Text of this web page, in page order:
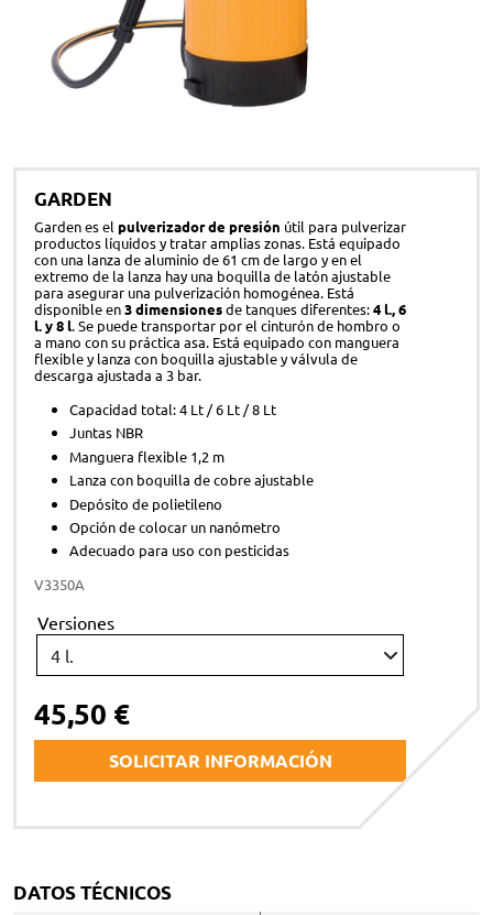
GARDEN
Garden es el pulverizador de presión útil para pulverizar
productos líquidos y tratar amplias zonas. Está equipado
con una lanza de aluminio de 61 cm de largo y en el
extremo de la lanza hay una boquilla de latón ajustable
para asegurar una pulverización homogénea. Está
disponible en3 dimensionesde tanques diferentes:4 l., 6
l. y 8 l. Se puede transportar por el cinturón de hombro o
a mano con su práctica asa. Está equipado con manguera
flexible y lanza con boquilla ajustable y válvula de
descarga ajustada a 3 bar.
Capacidad total: 4 Lt / 6 Lt / 8 Lt
Juntas NBR
Manguera flexible 1,2 m
Lanza con boquilla de cobre ajustable
Depósito de polietileno
Opción de colocar un nanómetro
Adecuado para uso con pesticidas
V3350A
Versiones
45,50 €
SOLICITAR INFORMACIÓN
DATOS TÉCNICOS